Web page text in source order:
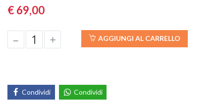
€ 69,00
– + AGGIUNGI AL CARRELLO
Condividi Condividi